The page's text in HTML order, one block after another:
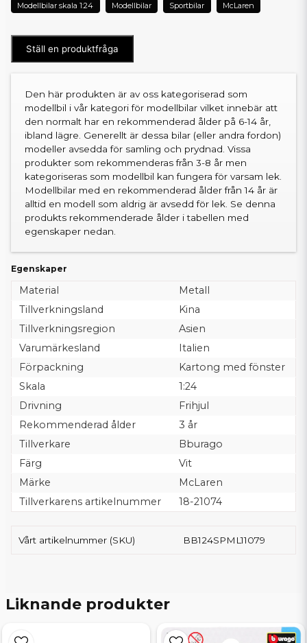
Modellbilar skala 1:24 Modellbilar Sportbilar McLaren
Ställ en produktfråga
Den här produkten är av oss kategoriserad som
modellbil i vår kategori för modellbilar vilket innebär att
den normalt har en rekommenderad ålder på 6-14 år,
ibland lägre. Generellt är dessa bilar (eller andra fordon)
modeller avsedda för samling och prydnad. Vissa
produkter som rekommenderas från 3-8 år men
kategoriseras som modellbil kan fungera för varsam lek.
Modellbilar med en rekommenderad ålder från 14 år är
alltid en modell som aldrig är avsedd för lek. Se denna
produkts rekommenderade ålder i tabellen med
egenskaper nedan.
Egenskaper
Material
Metall
Tillverkningsland
Kina
Tillverkningsregion
Asien
Varumärkesland
Italien
Förpackning
Kartong med fönster
Skala
1:24
Drivning
Frihjul
Rekommenderad ålder
3 år
Tillverkare
Bburago
Färg
Vit
Märke
McLaren
Tillverkarens artikelnummer
18-21074
Vårt artikelnummer (SKU) BB124SPML11079
Liknande produkter